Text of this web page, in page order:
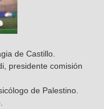
de Castillo.
presidente comisión
de Palestino.